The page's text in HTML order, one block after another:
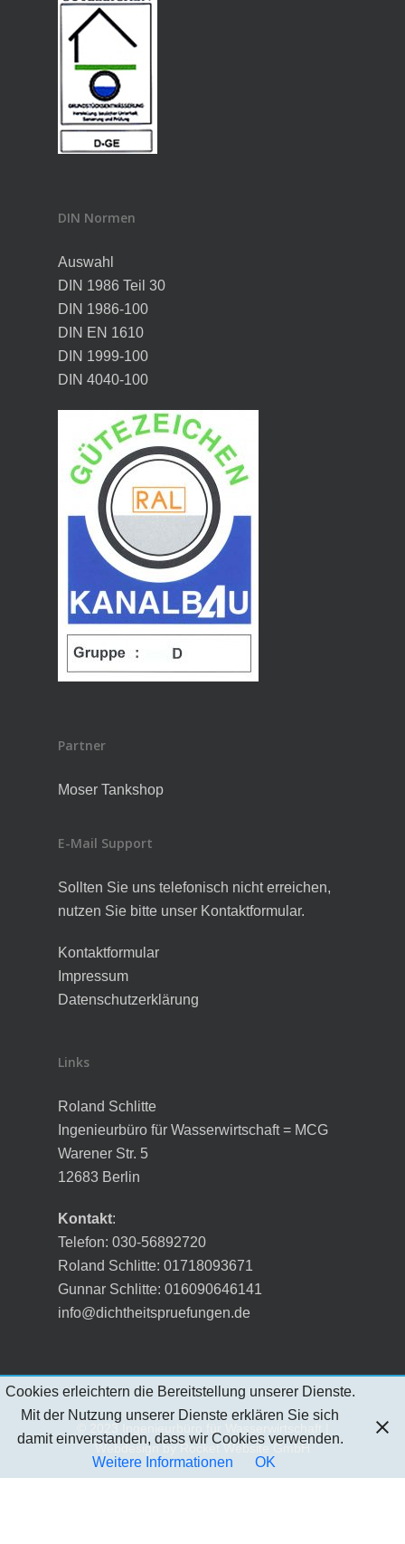
DIN Normen
Auswahl
DIN 1986 Teil 30
DIN 1986-100
DIN EN 1610
DIN 1999-100
DIN 4040-100
Partner
Moser Tankshop
E-Mail Support
Sollten Sie uns telefonisch nicht erreichen,
nutzen Sie bitte unser Kontaktformular.
Kontaktformular
Impressum
Datenschutzerklärung
Links
Roland Schlitte
Ingenieurbüro für Wasserwirtschaft = MCG
Warener Str. 5
12683 Berlin
Kontakt:
Telefon: 030-56892720
Roland Schlitte: 01718093671
Gunnar Schlitte: 016090646141
info@dichtheitspruefungen.de
Webdesign byRocket Website GmbH
Cookies erleichtern die Bereitstellung unserer Dienste.
Mit der Nutzung unserer Dienste erklären Sie sich
damit einverstanden, dass wir Cookies verwenden.
Weitere Informationen
OK